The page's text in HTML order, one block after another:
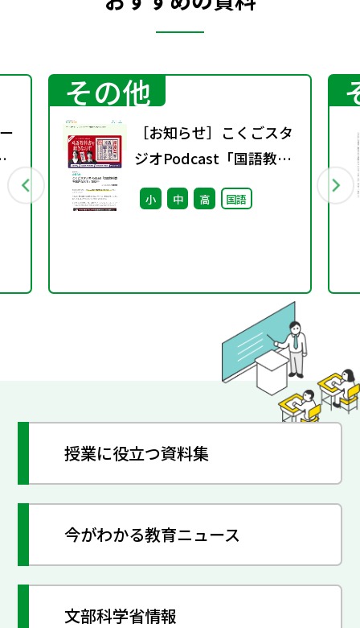
その他
［お知らせ］こくごスタ
ジオPodcast「国語教科
書を聴きなおす」配信中
小 中 高 国語
授業に役立つ資料集
今がわかる教育ニュース
文部科学省情報